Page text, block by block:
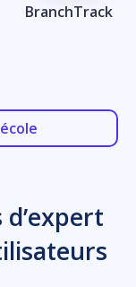
BranchTrack